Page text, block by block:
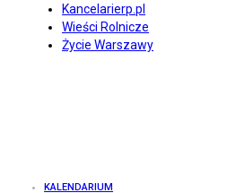
Kancelarierp.pl
Wieści Rolnicze
Życie Warszawy
KALENDARIUM